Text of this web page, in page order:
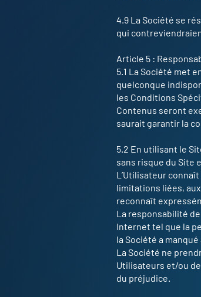
4.9 La Société se
qui
Article 5 :
5.1 La Société met
quelconque
les Conditions
Contenus seront
saurait garantir la
5.2 En utilisant le
sans risque du Site
L’Utilisateur
limitations liées,
reconnaît
La responsabilité
Internet tel que la
la Société a
La Société ne
Utilisateurs et/ou
du préjudice.